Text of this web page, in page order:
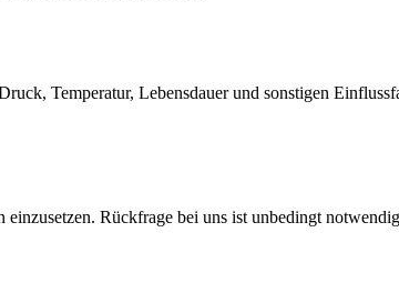
Temperatur, Lebensdauer und sonstigen
Rückfrage bei uns ist unbedingt